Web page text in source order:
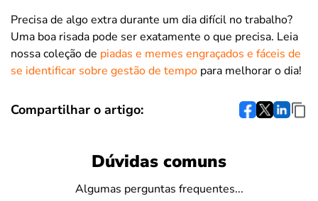
Precisa de algo extra durante um dia difícil no trabalho?
Uma boa risada pode ser exatamente o que precisa. Leia
nossa coleção de piadas e memes engraçados e fáceis de
se identificar sobre gestão de tempo para melhorar o dia!
Compartilhar o artigo:
Dúvidas comuns
Algumas perguntas frequentes...